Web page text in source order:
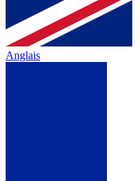
Anglais